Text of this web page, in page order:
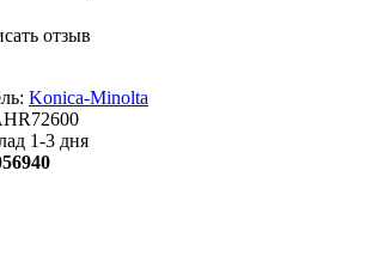
отзыв
Konica-Minolta
1-3 дня